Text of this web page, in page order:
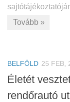
Tovább »
BELFÖLD 25 FEB,
Életét
rendőrautó